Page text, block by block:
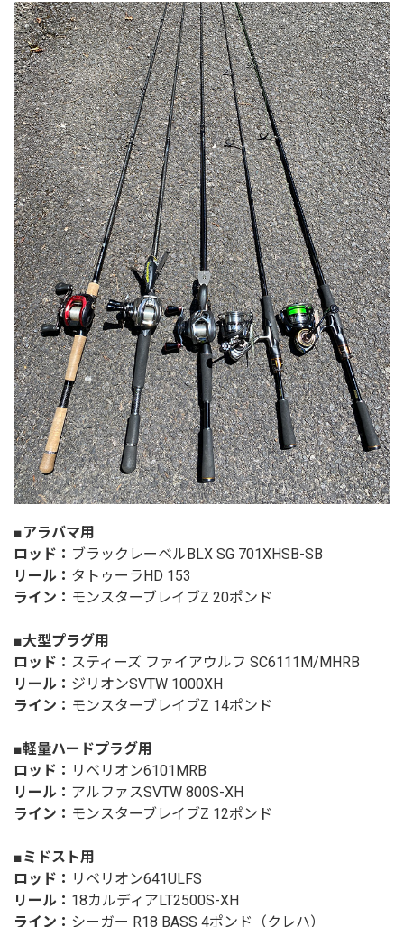
■アラバマ用
ロッド： ブラックレーベルBLX SG 701XHSB-SB
リール： タトゥーラHD 153
ライン： モンスターブレイブZ 20ポンド
■大型プラグ用
ロッド： スティーズ ファイアウルフ SC6111M/MHRB
リール： ジリオンSVTW 1000XH
ライン： モンスターブレイブZ 14ポンド
■軽量ハードプラグ用
ロッド： リベリオン6101MRB
リール： アルファスSVTW 800S-XH
ライン： モンスターブレイブZ 12ポンド
■ミドスト用
ロッド： リベリオン641ULFS
リール： 18カルディアLT2500S-XH
ライン： シーガー R18 BASS 4ポンド（クレハ）